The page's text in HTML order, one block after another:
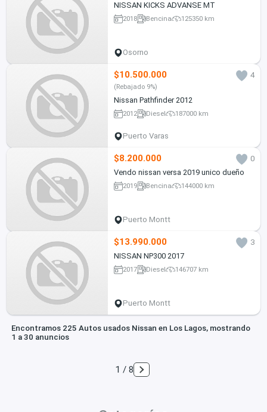
NISSAN KICKS ADVANSE MT
2018 Bencina 125350 km
Osorno
$10.500.000 4
(Rebajado 9%)
Nissan Pathfinder 2012
2012 Diesel 187000 km
Puerto Varas
$8.200.000
0
Vendo nissan versa 2019 unico dueño
2019 Bencina 144000 km
Puerto Montt
$13.990.000
3
NISSAN NP300 2017
2017 Diesel 146707 km
Puerto Montt
Encontramos 225 Autos usados Nissan en Los Lagos, mostrando
1 a 30 anuncios
1 / 8